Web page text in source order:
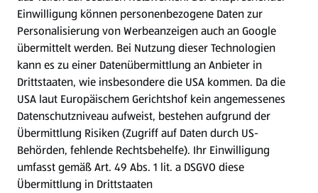
auf I 17.02.2026
Mehr lesen
Einwilligung können personenbezogene Daten zur
Personalisierung von Werbeanzeigen auch an Google
übermittelt werden. Bei Nutzung dieser Technologien
kann es zu einer Datenübermittlung an Anbieter in
Drittstaaten, wie insbesondere die USA kommen. Da die
USA laut Europäischem Gerichtshof kein angemessenes
Datenschutzniveau aufweist, bestehen aufgrund der
Übermittlung Risiken (Zugriff auf Daten durch US-
Behörden, fehlende Rechtsbehelfe). Ihr Einwilligung
umfasst gemäß Art. 49 Abs. 1 lit. a DSGVO diese
Übermittlung in Drittstaaten